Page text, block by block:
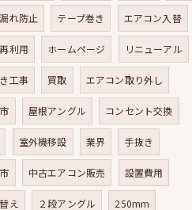
れ防止 テープ巻き エアコン入替
利用 ホームページ リニューアル
工事 買取 エアコン取り外し
屋根アングル コンセント交換
室外機移設 業界 手抜き
中古エアコン販売 設置費用
え ２段アングル 250mm